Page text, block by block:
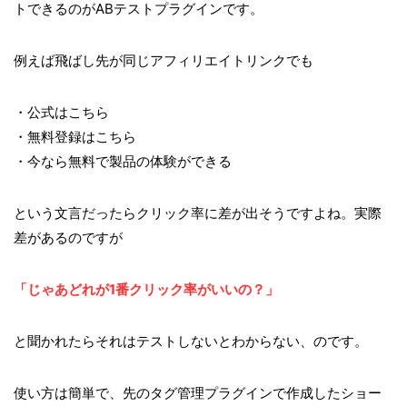
トできるのがABテストプラグインです。
例えば飛ばし先が同じアフィリエイトリンクでも
・公式はこちら
・無料登録はこちら
・今なら無料で製品の体験ができる
という文言だったらクリック率に差が出そうですよね。実際
差があるのですが
「じゃあどれが1番クリック率がいいの？」
と聞かれたらそれはテストしないとわからない、のです。
使い方は簡単で、先のタグ管理プラグインで作成したショー